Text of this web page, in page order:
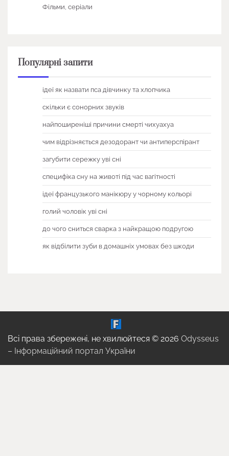
Фільми, серіали
Популярні запити
ідеї як назвати пса дівчинку та хлопчика
скільки є сонорних звуків
найпоширеніші причини смерті чихуахуа
чим відрізняється дезодорант чи антиперспірант
загубити сережку уві сні
специфіка сну на животі під час вагітності
ідеї французького манікюру у чорному кольорі
голий чоловік уві сні
до чого сниться сварка з найкращою подругою
як відбілити зуби в домашніх умовах без шкоди
Всі права збережені, не хвилюйтеся © 2026 Odysseus
– Інформаційний портал України